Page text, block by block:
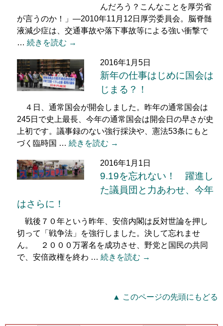
んだろう？こんなことを厚労省
が言うのか！」―2010年11月12日厚労委員会。脳脊髄
液減少症は、交通事故や落下事故等による強い衝撃で
… 続きを読む →
2016年1月5日
新年の仕事はじめに国会は
じまる？！
４日、通常国会が開会しました。昨年の通常国会は
245日で史上最長、今年の通常国会は開会日の早さが史
上初です。議事録のない強行採決や、憲法53条にもと
づく臨時国 … 続きを読む →
2016年1月1日
9.19を忘れない！ 躍進し
た議員団と力あわせ、今年
はさらに！
戦後７０年という昨年、安倍内閣は反対世論を押し
切って「戦争法」を強行しました。決して忘れませ
ん。 ２０００万署名を成功させ、野党と国民の共同
で、安倍政権を終わ … 続きを読む →
▲ このページの先頭にもどる